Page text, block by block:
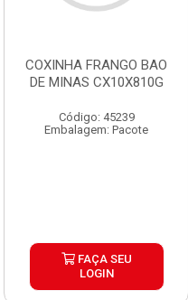
COXINHA FRANGO BAO
DE MINAS CX10X810G
Código: 45239
Embalagem: Pacote
FAÇA SEU
LOGIN